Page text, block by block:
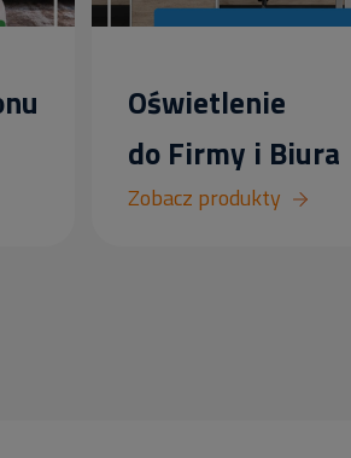
Oświetlenie
do Firmy i Biura
Zobacz produkty